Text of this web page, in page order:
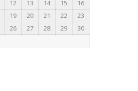
12 13 14 15
16
19 20 21 22
23
26 27 28 29
30